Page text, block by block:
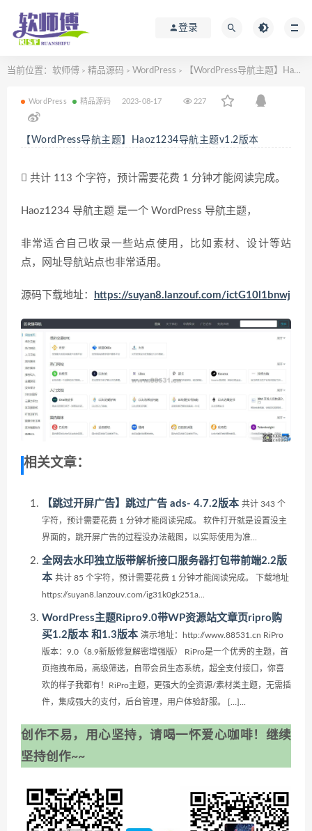
登录
当前位置： 软师傅 > 精品源码 > WordPress > 【WordPress导航主题】Haoz1234导航主题v1.2版本
WordPress 精品源码 2023-08-17 227
【WordPress导航主题】Haoz1234导航主题v1.2版本
共计 113 个字符，预计需要花费 1 分钟才能阅读完成。
Haoz1234 导航主题 是一个 WordPress 导航主题，
非常适合自己收录一些站点使用，比如素材、设计等站
点，网址导航站点也非常适用。
源码下载地址： https://suyan8.lanzouf.com/ictG10l1bnwj
相关文章：
【跳过开屏广告】跳过广告 ads- 4.7.2版本 共计 343 个
字符，预计需要花费 1 分钟才能阅读完成。 软件打开就是设置没主
界面的，跳开屏广告的过程没办法截图，以实际使用为准...
全网去水印独立版带解析接口服务器打包带前端2.2版
本 共计 85 个字符，预计需要花费 1 分钟才能阅读完成。 下载地址
https://suyan8.lanzouv.com/ig31k0gk251a...
WordPress主题Ripro9.0带WP资源站文章页ripro购
买1.2版本 和1.3版本 演示地址：http://www.88531.cn RiPro
版本：9.0（8.9新版修复解密增强版） RiPro是一个优秀的主题，首
页拖拽布局，高级筛选，自带会员生态系统，超全支付接口，你喜
欢的样子我都有！RiPro主题，更强大的全资源/素材类主题，无需插
件，集成强大的支付，后台管理，用户体验舒服。 […]...
创作不易，用心坚持，请喝一怀爱心咖啡！继续
坚持创作~~